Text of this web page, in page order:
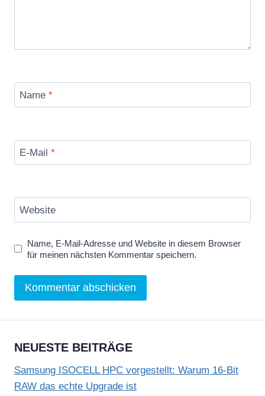
Name *
E-Mail *
Website
Name, E-Mail-Adresse und Website in diesem Browser
für meinen nächsten Kommentar speichern.
NEUESTE BEITRÄGE
Samsung ISOCELL HPC vorgestellt: Warum 16-Bit
RAW das echte Upgrade ist